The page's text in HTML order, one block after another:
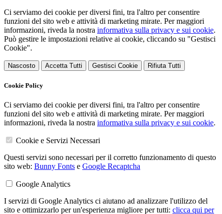
Ci serviamo dei cookie per diversi fini, tra l'altro per consentire
funzioni del sito web e attività di marketing mirate. Per maggiori
informazioni, riveda la nostra informativa sulla privacy e sui cookie.
Può gestire le impostazioni relative ai cookie, cliccando su "Gestisci
Cookie".
Nascosto Accetta Tutti Gestisci Cookie Rifiuta Tutti
Cookie Policy
Ci serviamo dei cookie per diversi fini, tra l'altro per consentire
funzioni del sito web e attività di marketing mirate. Per maggiori
informazioni, riveda la nostra informativa sulla privacy e sui cookie.
Cookie e Servizi Necessari
Questi servizi sono necessari per il corretto funzionamento di questo
sito web: Bunny Fonts e Google Recaptcha
Google Analytics
I servizi di Google Analytics ci aiutano ad analizzare l'utilizzo del
sito e ottimizzarlo per un'esperienza migliore per tutti: clicca qui per